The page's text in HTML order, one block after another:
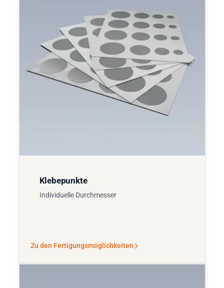
Klebepunkte
Individuelle Durchmesser
Zu den Fertigungsmöglichkeiten